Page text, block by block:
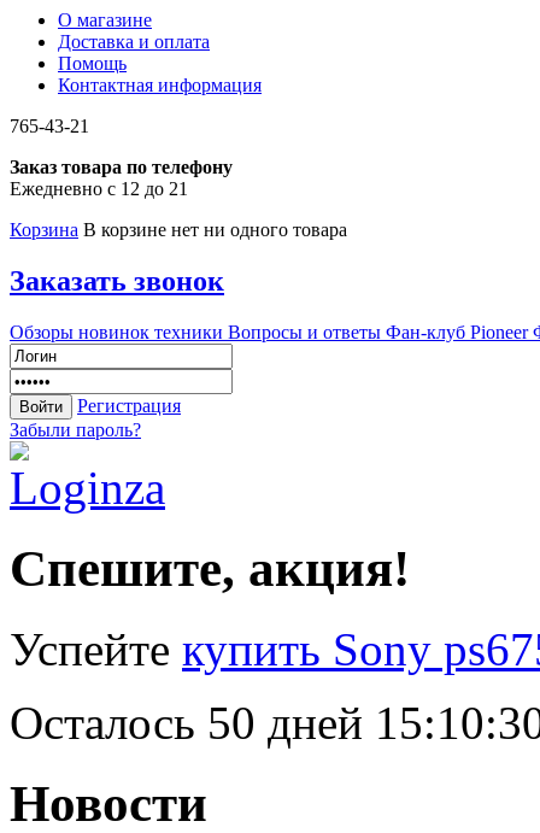
О магазине
Доставка и оплата
Помощь
Контактная информация
765-43-21
Заказ товара по телефону
Ежедневно с 12 до 21
Корзина В корзине нет ни одного товара
Заказать звонок
Обзоры новинок техники Вопросы и ответы Фан-клуб Pioneer
Регистрация
Забыли пароль?
Спешите, акция!
Успейте купить Sony
Осталось 50 дней
Новости